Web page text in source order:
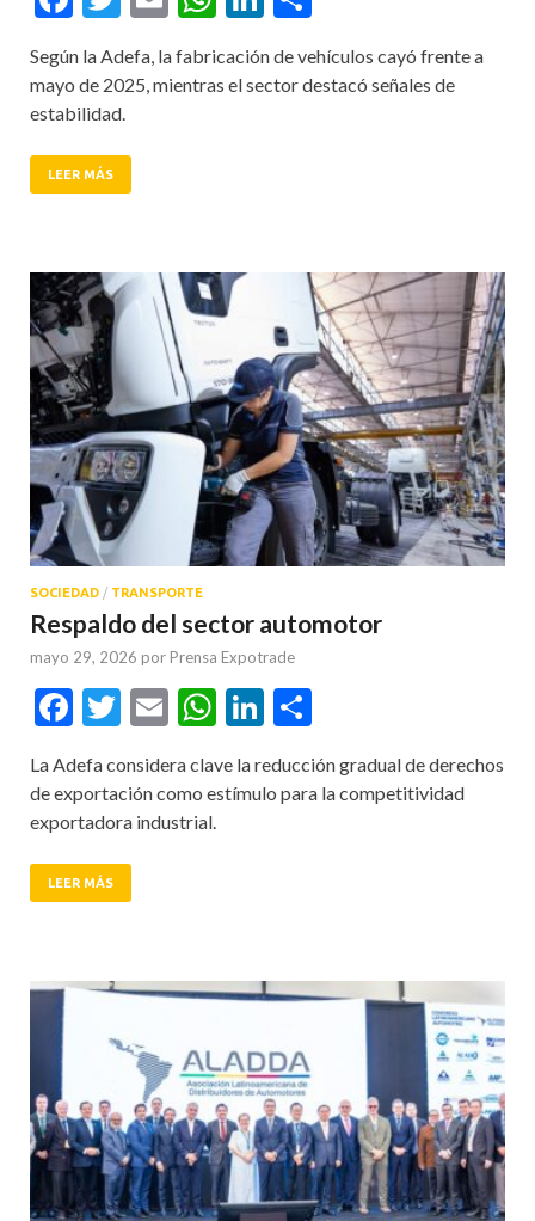
Según la Adefa, la fabricación de vehículos cayó frente a
mayo de 2025, mientras el sector destacó señales de
estabilidad.
LEER MÁS
SOCIEDAD / TRANSPORTE
Respaldo del sector automotor
mayo 29, 2026 por Prensa Expotrade
Facebook
Twitter
EmailWhatsApp
LinkedIn
La Adefa considera clave la reducción gradual de derechos
de exportación como estímulo para la competitividad
exportadora industrial.
LEER MÁS